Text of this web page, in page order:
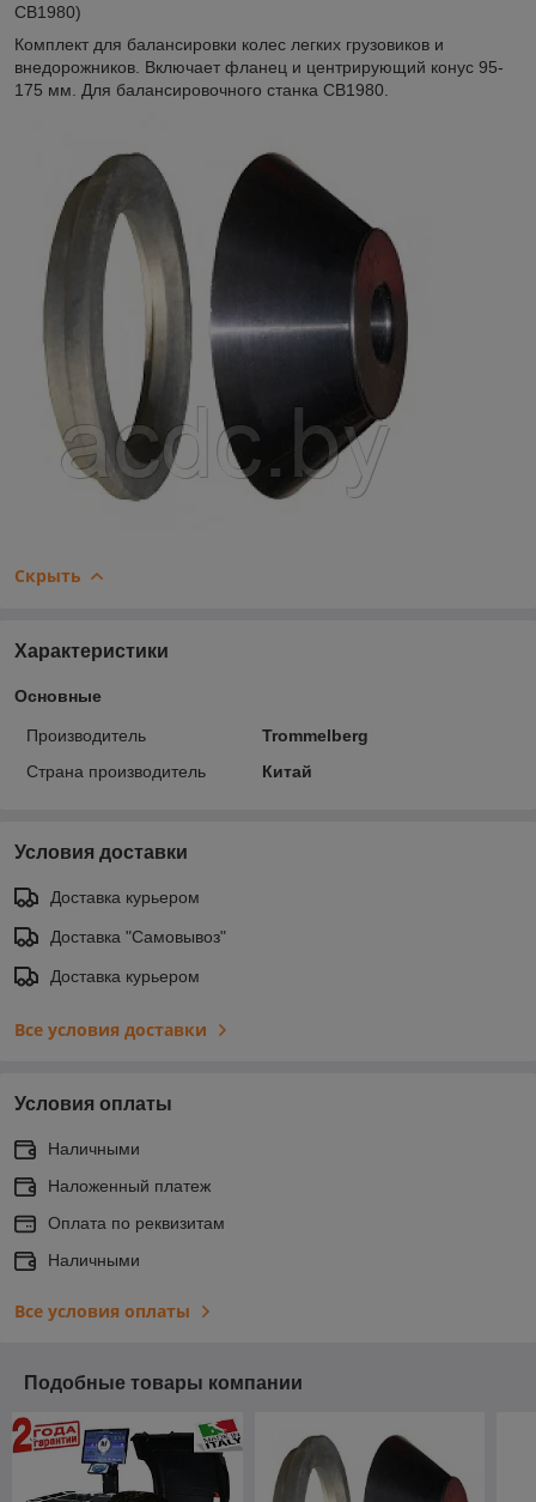
CB1980)
Комплект для балансировки колес легких грузовиков и
внедорожников. Включает фланец и центрирующий конус 95-
175 мм. Для балансировочного станка CB1980.
Скрыть
Характеристики
Основные
Производитель
Trommelberg
Страна производитель
Китай
Условия доставки
Доставка курьером
Доставка "Самовывоз"
Доставка курьером
Все условия доставки
Условия оплаты
Наличными
Наложенный платеж
Оплата по реквизитам
Наличными
Все условия оплаты
Подобные товары компании